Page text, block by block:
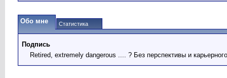
Обо мне Статистика
Подпись
Retired, extremely dangerous .... ? Без перспективы и